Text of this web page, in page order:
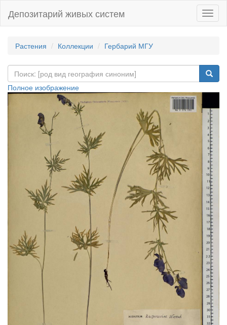
Депозитарий живых систем
Растения Коллекции Гербарий МГУ
Полное изображение